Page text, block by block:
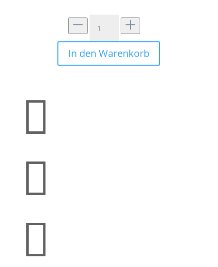
Katze
Schlecki
Leckermaul
Hörbuch
Menge
In den Warenkorb


